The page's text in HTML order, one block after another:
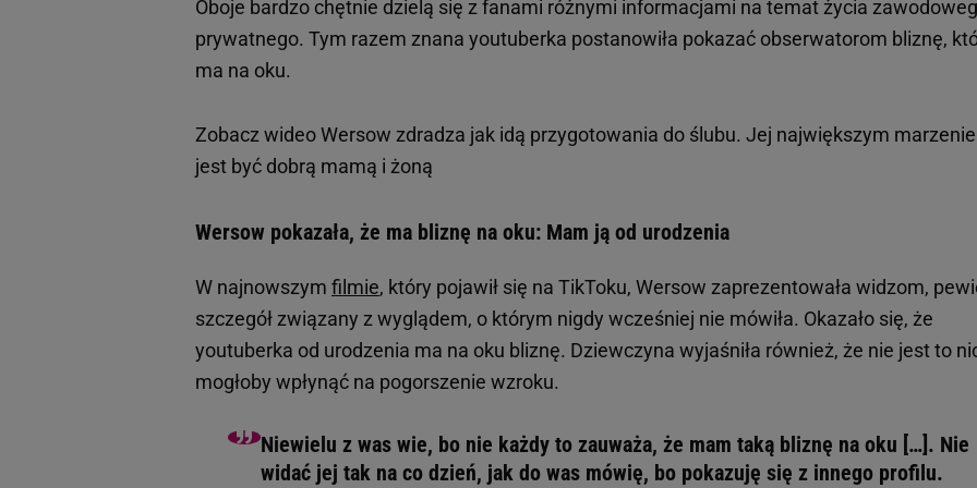
Oboje bardzo chętnie dzielą się z fanami różnymi informacjami na temat życia
prywatnego. Tym razem znana youtuberka postanowiła pokazać obserwatorom bliznę,
ma na oku.
Zobacz wideoWersow zdradza jak idą przygotowania do ślubu. Jej największym
jest być dobrą mamą i żoną
Wersow pokazała, że ma bliznę na oku: Mam ją od urodzenia
W najnowszym filmie, który pojawił się na TikToku, Wersow zaprezentowała widzom,
szczegół związany z wyglądem, o którym nigdy wcześniej nie mówiła. Okazało się, że
youtuberka od urodzenia ma na oku bliznę. Dziewczyna wyjaśniła również, że nie jest to
mogłoby wpłynąć na pogorszenie wzroku.
Niewielu z was wie, bo nie każdy to zauważa, że mam taką bliznę na oku […]. Nie
widać jej tak na co dzień, jak do was mówię, bo pokazuję się z innego profilu.